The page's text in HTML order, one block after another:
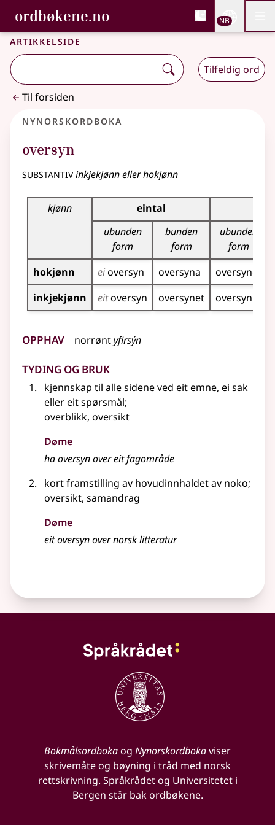
Gå til hovedinnhold
Tilgjengelighet
ordbøkene.no, Bokmålsordboka og
Bokmålsordboka og Nynorskordboka
NB
Artikkelside
Tilfeldig ord
Til forsiden
Nynorskordboka
oversyn
substantivinkjekjønn eller hokjønn
Bøyningstabell for dette substantivet
kjønn eintal
ubunden
form
bunden
form
ubunden
form
hokjønn
eioversyn oversyna oversyner
inkjekjønn
eitoversyn oversynet oversyn
Opphav norrøntyfirsýn
Tyding og bruk
kjennskap til alle sidene ved eit emne, ei sak
eller eit spørsmål;
overblikk, oversikt
Døme
ha oversyn over eit fagområde
kort framstilling av hovudinnhaldet av noko;
oversikt, samandrag
Døme
eit oversyn over norsk litteratur
Bokmålsordbokaog Nynorskordbokaviser
skrivemåte og bøyning i tråd med norsk
rettskrivning. Språkrådet og Universitetet i
Bergen står bak ordbøkene.